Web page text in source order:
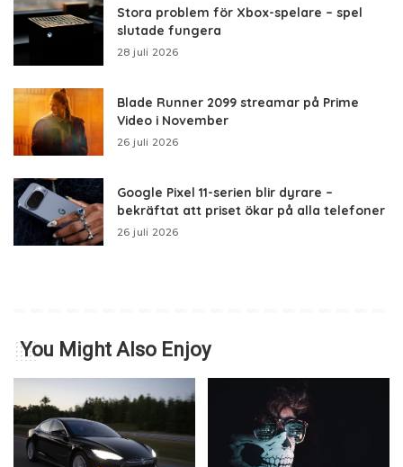
Stora problem för Xbox-spelare – spel
slutade fungera
28 juli 2026
Blade Runner 2099 streamar på Prime
Video i November
26 juli 2026
Google Pixel 11-serien blir dyrare –
bekräftat att priset ökar på alla telefoner
26 juli 2026
You Might Also Enjoy